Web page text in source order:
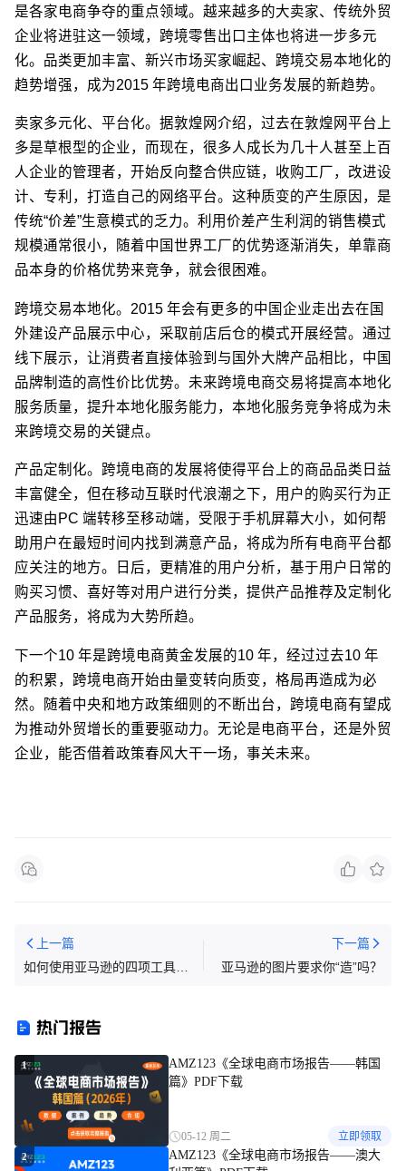
是各家电商争夺的重点领域。越来越多的大卖家、传统外贸
企业将进驻这一领域，跨境零售出口主体也将进一步多元
化。品类更加丰富、新兴市场买家崛起、跨境交易本地化的
趋势增强，成为2015 年跨境电商出口业务发展的新趋势。
卖家多元化、平台化。据敦煌网介绍，过去在敦煌网平台上
多是草根型的企业，而现在，很多人成长为几十人甚至上百
人企业的管理者，开始反向整合供应链，收购工厂，改进设
计、专利，打造自己的网络平台。这种质变的产生原因，是
传统“价差”生意模式的乏力。利用价差产生利润的销售模式
规模通常很小，随着中国世界工厂的优势逐渐消失，单靠商
品本身的价格优势来竞争，就会很困难。
跨境交易本地化。2015 年会有更多的中国企业走出去在国
外建设产品展示中心，采取前店后仓的模式开展经营。通过
线下展示，让消费者直接体验到与国外大牌产品相比，中国
品牌制造的高性价比优势。未来跨境电商交易将提高本地化
服务质量，提升本地化服务能力，本地化服务竞争将成为未
来跨境交易的关键点。
产品定制化。跨境电商的发展将使得平台上的商品品类日益
丰富健全，但在移动互联时代浪潮之下，用户的购买行为正
迅速由PC 端转移至移动端，受限于手机屏幕大小，如何帮
助用户在最短时间内找到满意产品，将成为所有电商平台都
应关注的地方。日后，更精准的用户分析，基于用户日常的
购买习惯、喜好等对用户进行分类，提供产品推荐及定制化
产品服务，将成为大势所趋。
下一个10 年是跨境电商黄金发展的10 年，经过过去10 年
的积累，跨境电商开始由量变转向质变，格局再造成为必
然。随着中央和地方政策细则的不断出台，跨境电商有望成
为推动外贸增长的重要驱动力。无论是电商平台，还是外贸
企业，能否借着政策春风大干一场，事关未来。
上一篇
如何使用亚马逊的四项工具提
下一篇
亚马逊的图片要求你“造”吗？
热门报告
1
AMZ123《全球电商市场报告——韩国
篇》PDF下载
05-12 周二 立即领取
2
AMZ123《全球电商市场报告——澳大